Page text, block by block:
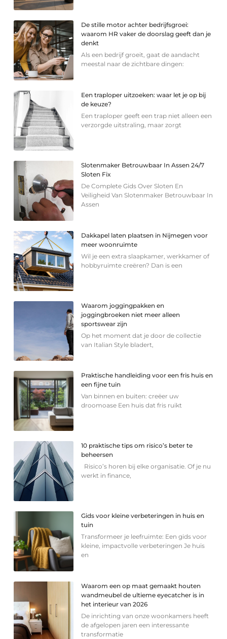
De stille motor achter bedrijfsgroei:
waarom HR vaker de doorslag geeft dan je
denkt
Als een bedrijf groeit, gaat de aandacht
meestal naar de zichtbare dingen:
Een traploper uitzoeken: waar let je op bij
de keuze?
Een traploper geeft een trap niet alleen een
verzorgde uitstraling, maar zorgt
Slotenmaker Betrouwbaar In Assen 24/7
Sloten Fix
De Complete Gids Over Sloten En
Veiligheid Van Slotenmaker Betrouwbaar In
Assen
Dakkapel laten plaatsen in Nijmegen voor
meer woonruimte
Wil je een extra slaapkamer, werkkamer of
hobbyruimte creëren? Dan is een
Waarom joggingpakken en
joggingbroeken niet meer alleen
sportswear zijn
Op het moment dat je door de collectie
van Italian Style bladert,
Praktische handleiding voor een fris huis en
een fijne tuin
Van binnen en buiten: creëer uw
droomoase Een huis dat fris ruikt
10 praktische tips om risico’s beter te
beheersen
Risico’s horen bij elke organisatie. Of je nu
werkt in finance,
Gids voor kleine verbeteringen in huis en
tuin
Transformeer je leefruimte: Een gids voor
kleine, impactvolle verbeteringen Je huis
en
Waarom een op maat gemaakt houten
wandmeubel de ultieme eyecatcher is in
het interieur van 2026
De inrichting van onze woonkamers heeft
de afgelopen jaren een interessante
transformatie